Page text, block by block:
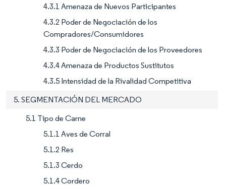
4.3.1 Amenaza de Nuevos Participantes
4.3.2 Poder de Negociación de los
Compradores/Consumidores
4.3.3 Poder de Negociación de los Proveedores
4.3.4 Amenaza de Productos Sustitutos
4.3.5 Intensidad de la Rivalidad Competitiva
5. SEGMENTACIÓN DEL MERCADO
5.1 Tipo de Carne
5.1.1 Aves de Corral
5.1.2 Res
5.1.3 Cerdo
5.1.4 Cordero